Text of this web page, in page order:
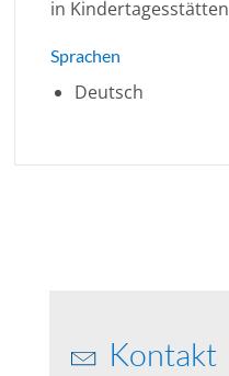
in Kindertagesstätten
Sprachen
Deutsch
Kontakt